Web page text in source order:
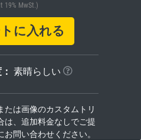
19% MwSt.)
に入れる
素晴らしい
たは画像のカスタムトリ
は、追加料金なしでご提
問い合わせください。